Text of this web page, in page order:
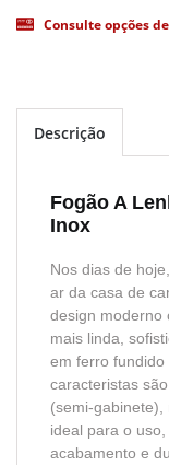
Consulte opções
Descrição
Fogão A
Inox
Nos dias de
ar da casa de
design moderno
mais linda,
em ferro
caracteristas
(semi-
ideal para o
acabamento e